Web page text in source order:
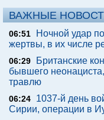
ВАЖНЫЕ
06:51
Ночной удар
жертвы, в их числе
06:29
Британские
бывшего
травлю
06:24
1037-й день
Сирии, операции в